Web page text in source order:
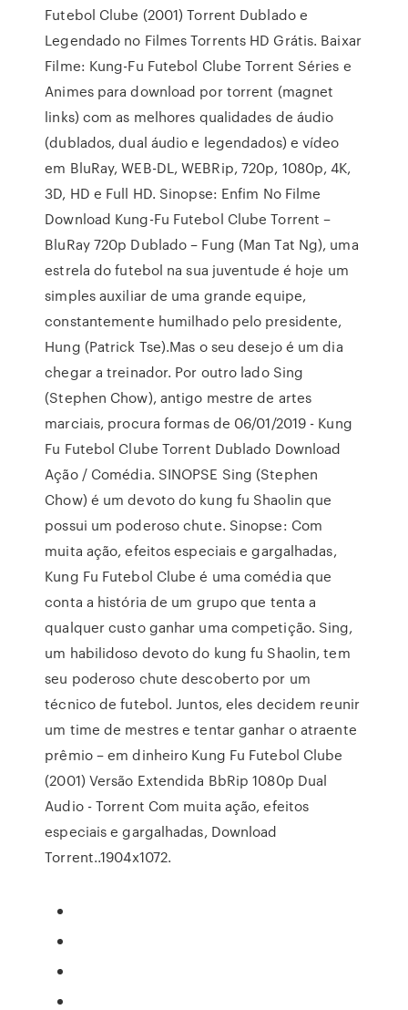
Futebol Clube (2001) Torrent Dublado e
Legendado no Filmes Torrents HD Grátis. Baixar
Filme: Kung-Fu Futebol Clube Torrent Séries e
Animes para download por torrent (magnet
links) com as melhores qualidades de áudio
(dublados, dual áudio e legendados) e vídeo
em BluRay, WEB-DL, WEBRip, 720p, 1080p, 4K,
3D, HD e Full HD. Sinopse: Enfim No Filme
Download Kung-Fu Futebol Clube Torrent –
BluRay 720p Dublado – Fung (Man Tat Ng), uma
estrela do futebol na sua juventude é hoje um
simples auxiliar de uma grande equipe,
constantemente humilhado pelo presidente,
Hung (Patrick Tse).Mas o seu desejo é um dia
chegar a treinador. Por outro lado Sing
(Stephen Chow), antigo mestre de artes
marciais, procura formas de 06/01/2019 - Kung
Fu Futebol Clube Torrent Dublado Download
Ação / Comédia. SINOPSE Sing (Stephen
Chow) é um devoto do kung fu Shaolin que
possui um poderoso chute. Sinopse: Com
muita ação, efeitos especiais e gargalhadas,
Kung Fu Futebol Clube é uma comédia que
conta a história de um grupo que tenta a
qualquer custo ganhar uma competição. Sing,
um habilidoso devoto do kung fu Shaolin, tem
seu poderoso chute descoberto por um
técnico de futebol. Juntos, eles decidem reunir
um time de mestres e tentar ganhar o atraente
prêmio – em dinheiro Kung Fu Futebol Clube
(2001) Versão Extendida BbRip 1080p Dual
Audio - Torrent Com muita ação, efeitos
especiais e gargalhadas, Download
Torrent..1904x1072.